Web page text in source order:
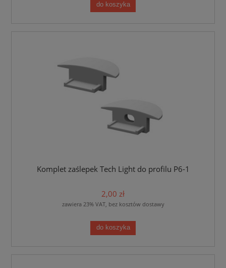
do koszyka
Komplet zaślepek Tech Light do profilu P6-1
2,00 zł
zawiera 23% VAT, bez kosztów dostawy
do koszyka